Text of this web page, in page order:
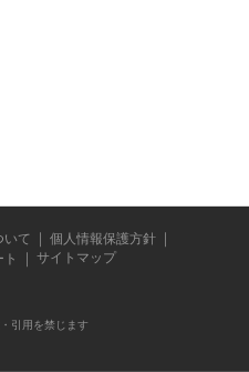
いて
個人情報保護方針
サイトマップ
引用を禁じます